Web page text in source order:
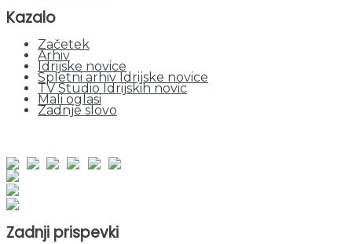
Kazalo
Začetek
Arhiv
Idrijske novice
Spletni arhiv Idrijske novice
TV Studio Idrijskih novic
Mali oglasi
Zadnje slovo
Zadnji prispevki